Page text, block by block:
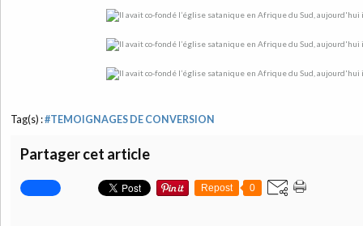
Tag(s) :#TEMOIGNAGES DE CONVERSION
Partager cet article
Repost 0